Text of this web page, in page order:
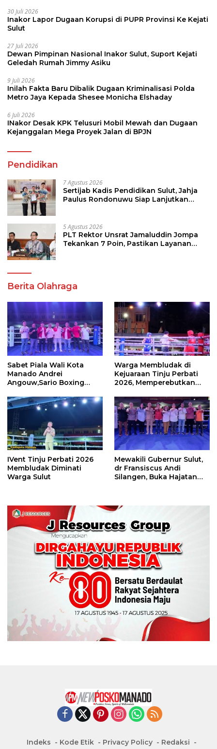
30 Juli 2026
Inakor Lapor Dugaan Korupsi di PUPR Provinsi Ke Kejati
Sulut
27 Juli 2026
Dewan Pimpinan Nasional Inakor Sulut, Suport Kejati
Geledah Rumah Jimmy Asiku
9 Juli 2026
Inilah Fakta Baru Dibalik Dugaan Kriminalisasi Polda
Metro Jaya Kepada Shesee Monicha Elshaday
6 Juli 2026
INakor Desak KPK Telusuri Mobil Mewah dan Dugaan
Kejanggalan Mega Proyek Jalan di BPJN
Pendidikan
7 Agustus 2026
Sertijab Kadis Pendidikan Sulut, Jahja
Paulus Rondonuwu Siap Lanjutkan
5 Agustus 2026
PLT Rektor Unsrat Jamaluddin Jompa
Tekankan 7 Poin, Pastikan Layanan
Berita Olahraga
Sabet Piala Wali Kota
Manado Andrei
Angouw,Sario Boxing
Perbati 2026
Warga Membludak di
Kejuaraan Tinju Perbati
2026, Memperebutkan
IVent Tinju Perbati 2026
Membludak Diminati
Warga Sulut
Mewakili Gubernur Sulut,
dr Fransiscus Andi
Silangen, Buka Hajatan
Indeks Kode Etik Privacy Policy
Redaksi